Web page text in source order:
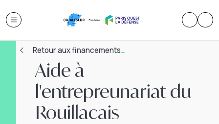
Retour aux financements
Aide à
l'entrepreunariat du
Rouillacais